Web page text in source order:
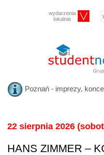
wydarzenia
lokalnie
Poznań - imprezy,
22 sierpnia 2026
HANS ZIMMER –